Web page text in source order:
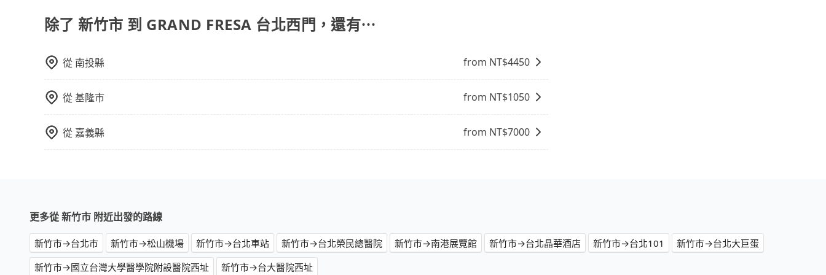
除了 新竹市 到 GRAND FRESA 台北西門，還有⋯
從 南投縣 from NT$4450
從基隆市 from NT$1050
從 嘉義縣 from NT$7000
更多從 新竹市 附近出發的路線
新竹市→台北市 新竹市→松山機場 新竹市→台北車站 新竹市→台北榮民總醫院 新竹市→南港展覽館 新竹市→台北晶華酒店 新竹市→台北101
新竹市→台北大巨蛋
新竹市→國立台灣大學醫學院附設醫院西址
新竹市→台大醫院西址